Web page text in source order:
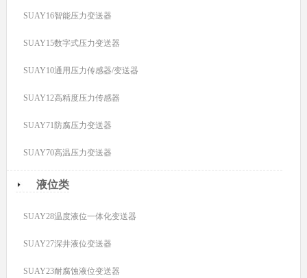
SUAY16智能压力变送器
SUAY15数字式压力变送器
SUAY10通用压力传感器/变送器
SUAY12高精度压力传感器
SUAY71防腐压力变送器
SUAY70高温压力变送器
液位类
SUAY28温度液位一体化变送器
SUAY27深井液位变送器
SUAY23耐腐蚀液位变送器